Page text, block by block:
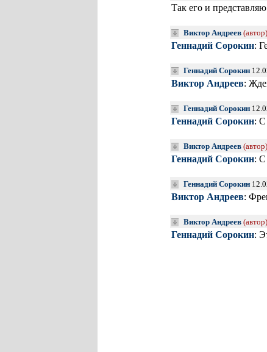
Так его и
Виктор Андреев (автор)
Геннадий Сорокин:
Геннадий Сорокин
Виктор Андреев:
Геннадий Сорокин
Геннадий Сорокин: С
Виктор Андреев (автор)
Геннадий Сорокин: С
Геннадий Сорокин
Виктор Андреев:
Виктор Андреев (автор)
Геннадий Сорокин: